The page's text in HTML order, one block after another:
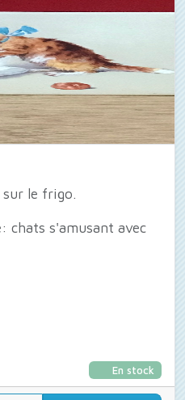
sur le frigo.
chats s'amusant avec
En stock